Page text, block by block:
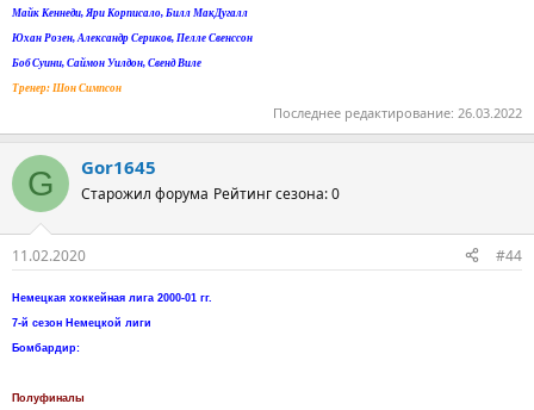
Майк Кеннеди, Яри Корписало, Билл МакДугалл
Юхан Розен, Александр Сериков, Пелле Свенссон
Боб Суини, Саймон Уилдон, Свенд Виле
Тренер: Шон Симпсон
Последнее редактирование: 26.03.2022
G Gor1645
Старожил форума Рейтинг сезона: 0
11.02.2020 #44
Немецкая хоккейная лига 2000-01 гг.
7-й сезон Немецкой лиги
Бомбардир:
Полуфиналы